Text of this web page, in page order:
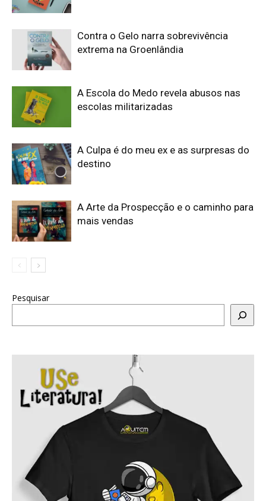
Contra o Gelo narra sobrevivência
extrema na Groenlândia
A Escola do Medo revela abusos nas
escolas militarizadas
A Culpa é do meu ex e as surpresas do
destino
A Arte da Prospecção e o caminho para
mais vendas
Pesquisar